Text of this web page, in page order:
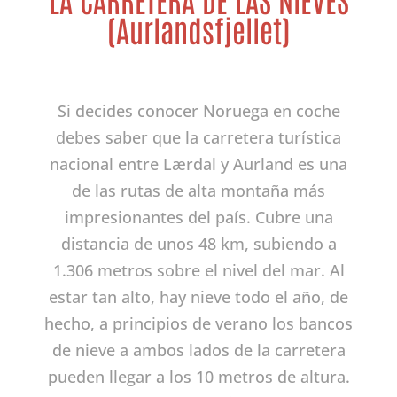
(Aurlandsfjellet)
Si decides conocer Noruega en coche
debes saber que la carretera turística
nacional entre Lærdal y Aurland es una
de las rutas de alta montaña más
impresionantes del país. Cubre una
distancia de unos 48 km, subiendo a
1.306 metros sobre el nivel del mar. Al
estar tan alto, hay nieve todo el año, de
hecho, a principios de verano los bancos
de nieve a ambos lados de la carretera
pueden llegar a los 10 metros de altura.